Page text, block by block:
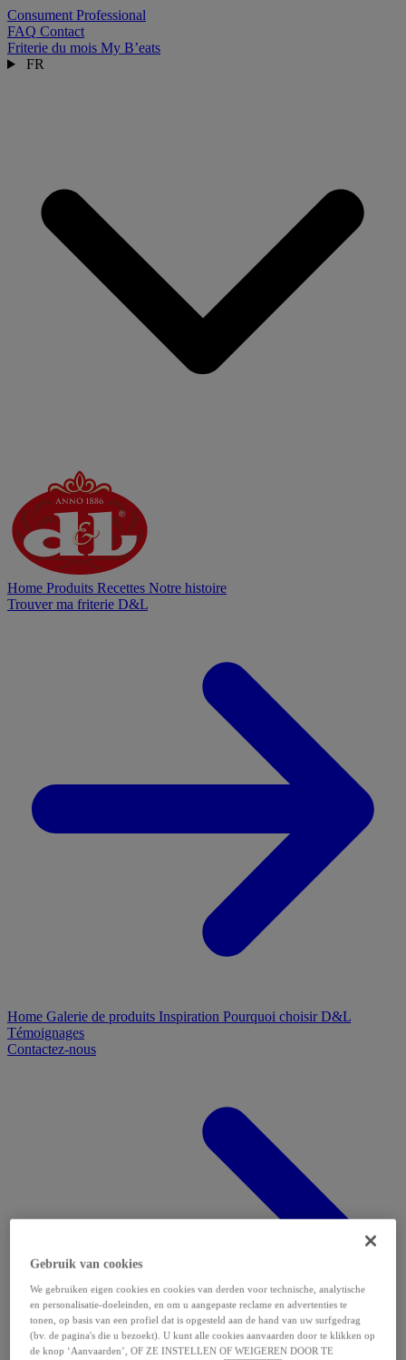
Consument Professional
FAQ Contact
Friterie du mois My B’eats
FR
Home Produits Recettes Notre histoire
Trouver ma friterie D&L
Home Galerie de produits Inspiration Pourquoi choisir D&L
Témoignages
Contactez-nous
Gebruik van cookies
We gebruiken eigen cookies en cookies van derden voor technische, analytische
en personalisatie-doeleinden, en om u aangepaste reclame en advertenties te
tonen, op basis van een profiel dat is opgesteld aan de hand van uw surfgedrag
(bv. de pagina's die u bezoekt). U kunt alle cookies aanvaarden door te klikken op
de knop ‘Aanvaarden’, OF ZE INSTELLEN OF WEIGEREN DOOR TE